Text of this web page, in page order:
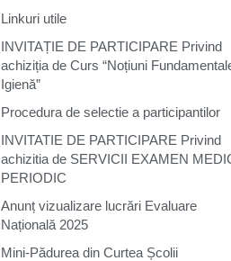
Linkuri utile
INVITAȚIE DE PARTICIPARE Privind
achiziția de Curs “Noțiuni
Igienă”
Procedura de selectie a participantilor
INVITATIE DE PARTICIPARE Privind
achizitia de SERVICII EXAMEN
PERIODIC
Anunț vizualizare lucrări Evaluare
Națională 2025
Mini-Pădurea din Curtea Școlii